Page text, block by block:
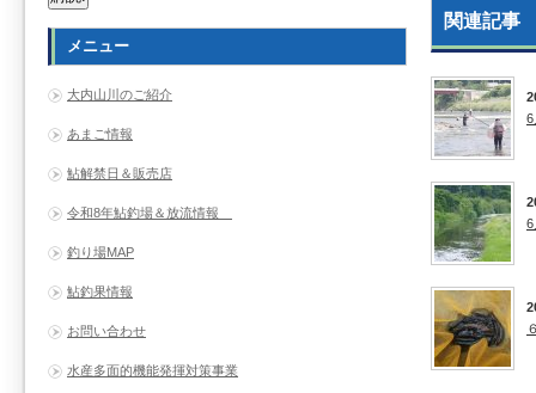
関連記事
6
6
メニュー
大内山川のご紹介
あまご情報
鮎解禁日＆販売店
令和8年鮎釣場＆放流情報
釣り場MAP
鮎釣果情報
お問い合わせ
水産多面的機能発揮対策事業